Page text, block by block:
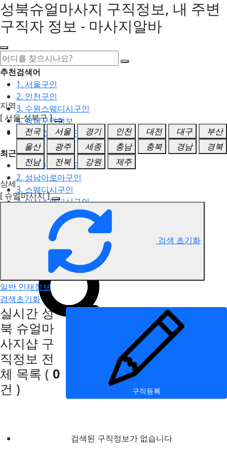
성북슈얼마사지 구직정보, 내 주변
구직자 정보 - 마사지알바
추천검색어
1. 서울구인
2. 인천구인
3. 수원스웨디시구인
4. 강남구인정보
5. 동탄스웨디시구인
최근검색어
1. 일산마사지구인
2. 성남아로마구인
3. 스웨디시구인
4. 안산스웨디시구인
5. 아로마구인
성북 슈얼마사지 구직정보
지역
[ 서울-성북구 ]
전국
서울 경기 인천 대전 대구
부산
울산
광주 세종 충남 충북 경남
경북
전남
전북 강원
제주
상세
[ 슈얼마사지 ]
검색 초기화
일반 인재정보
검색초기화
실시간 성
북 슈얼마
사지샵 구
직정보 전
체 목록 ( 0
건 )
구직등록
검색된 구직정보가 없습니다